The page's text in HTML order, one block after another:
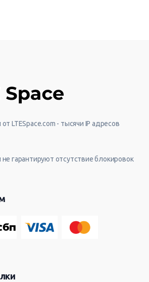
LTESpace.com - тысячи IP адресов
гарантируют отсутствие блокировок